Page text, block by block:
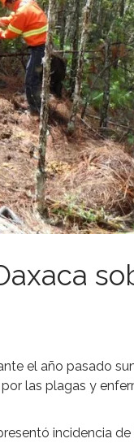
el año pasado
las plagas y
incidencia